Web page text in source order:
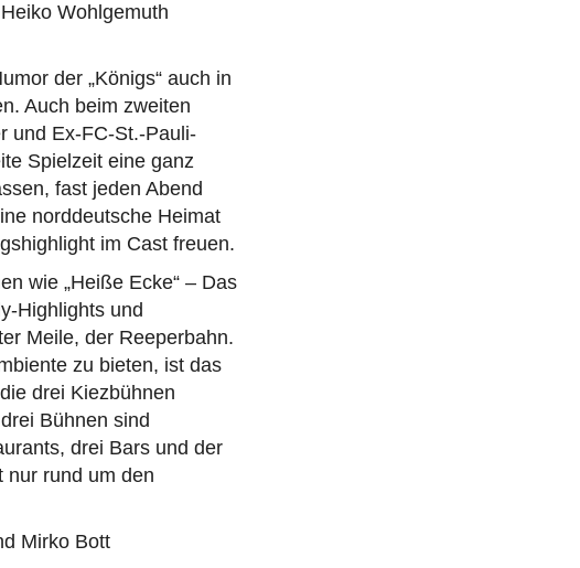
Wohlgemuth
der „Königs“ auch in
Auch beim zweiten
und Ex-FC-St.-Pauli-
Spielzeit eine ganz
fast jeden Abend
norddeutsche Heimat
im Cast freuen.
wie „Heiße Ecke“ – Das
Highlights und
Meile, der Reeperbahn.
zu bieten, ist das
drei Kiezbühnen
Bühnen sind
drei Bars und der
nur rund um den
Mirko Bott